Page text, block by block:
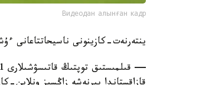
Видеодан алынған кадр
ينتەرنەت-كازينونى ناسيحاتتاعانى ءۇشىن ونىڭ